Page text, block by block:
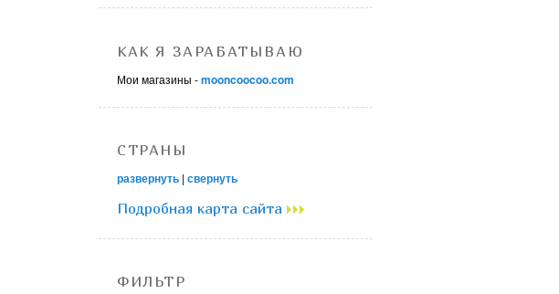
КАК Я ЗАРАБАТЫВАЮ
Мои магазины -mooncoocoo.com
СТРАНЫ
развернуть | свернуть
Подробная карта сайта
ФИЛЬТР